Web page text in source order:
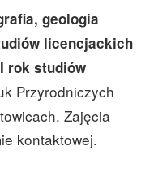
geologia
licencjackich
rok studiów
Przyrodniczych
Zajęcia
kontaktowej.